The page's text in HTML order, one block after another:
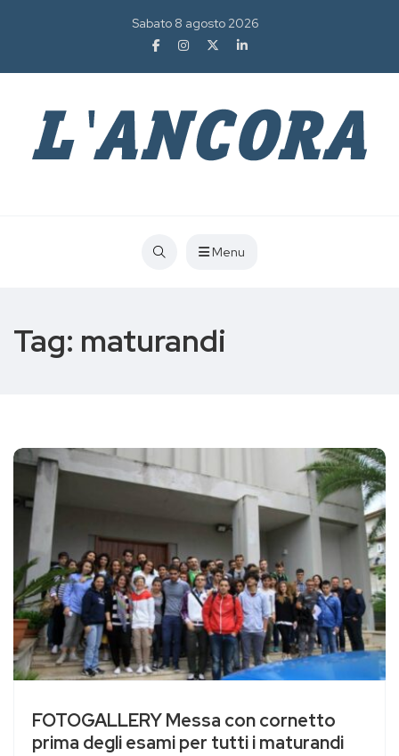
Sabato 8 agosto 2026
Menu
Tag: maturandi
FOTOGALLERY Messa con cornetto
prima degli esami per tutti i maturandi